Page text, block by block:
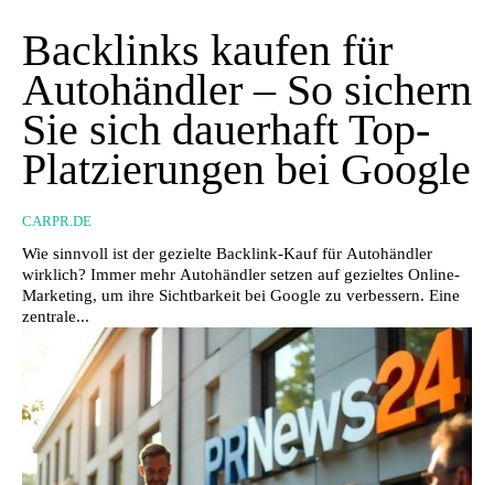
Backlinks kaufen für
Autohändler – So sichern
Sie sich dauerhaft Top-
Platzierungen bei Google
CARPR.DE
Wie sinnvoll ist der gezielte Backlink-Kauf für Autohändler
wirklich? Immer mehr Autohändler setzen auf gezieltes Online-
Marketing, um ihre Sichtbarkeit bei Google zu verbessern. Eine
zentrale...